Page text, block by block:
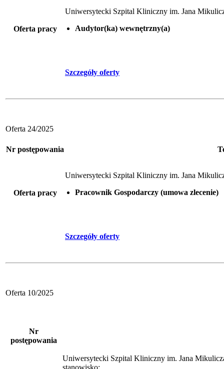
Oferta pracy
Uniwersytecki Szpital Kliniczny im. Jana
Audytor(ka) wewnętrzny(a)
Szczegóły oferty
Oferta 24/2025
Nr postępowania
Oferta pracy
Uniwersytecki Szpital Kliniczny im. Jana
Pracownik Gospodarczy (umowa zlecenie)
Szczegóły oferty
Oferta 10/2025
Nr
postępowania
Uniwersytecki Szpital Kliniczny im. Jana
stanowisko: